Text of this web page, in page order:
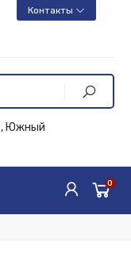
Контакты
Южный
0